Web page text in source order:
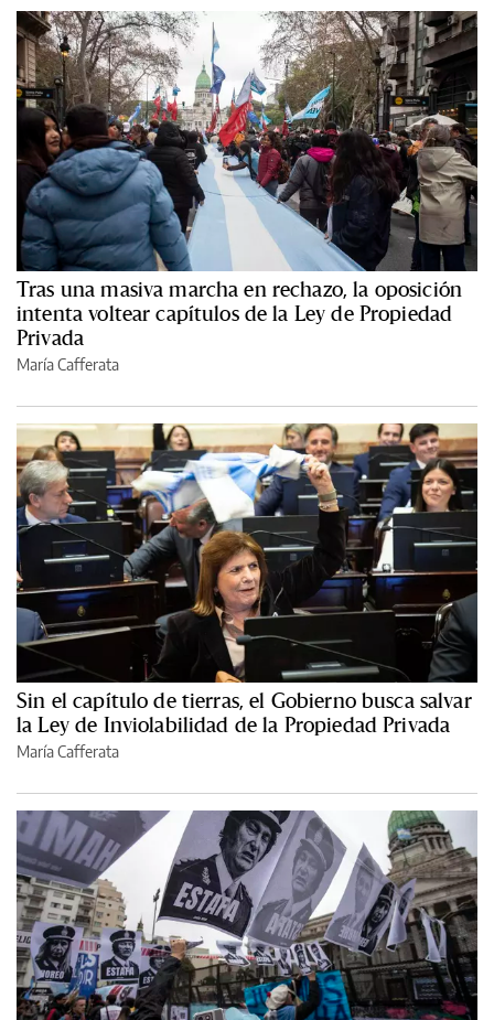
Tras una masiva marcha en rechazo, la oposición
intenta voltear capítulos de la Ley de Propiedad
Privada
María Cafferata
Sin el capítulo de tierras, el Gobierno busca salvar
la Ley de Inviolabilidad de la Propiedad Privada
María Cafferata